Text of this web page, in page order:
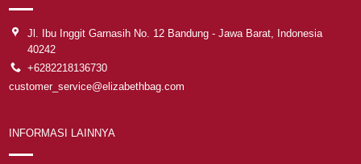
Jl. Ibu Inggit Garnasih No. 12 Bandung - Jawa Barat, Indonesia
40242
+6282218136730
customer_service@elizabethbag.com
INFORMASI LAINNYA